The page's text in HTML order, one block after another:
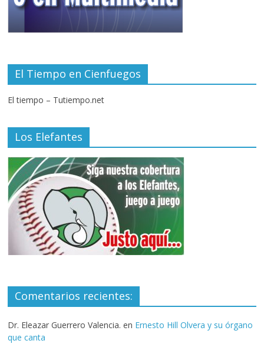
El Tiempo en Cienfuegos
El tiempo – Tutiempo.net
Los Elefantes
Comentarios recientes:
Dr. Eleazar Guerrero Valencia. en Ernesto Hill Olvera y su órgano
que canta